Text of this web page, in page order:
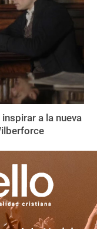
inspirar a la nueva